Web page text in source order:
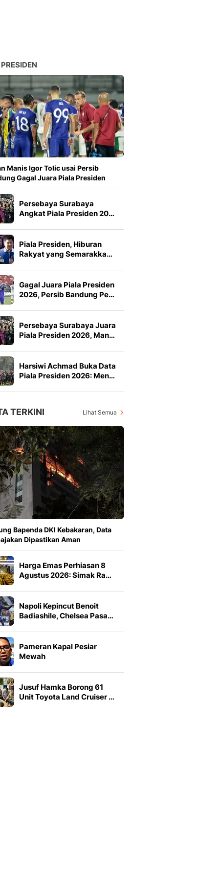
Manis Igor Tolic usai Persib
Gagal Juara Piala Presiden
Persebaya Surabaya
Angkat Piala Presiden 20…
Piala Presiden, Hiburan
Rakyat yang Semarakka…
Gagal Juara Piala Presiden
2026, Persib Bandung Pe…
Persebaya Surabaya Juara
Piala Presiden 2026, Man…
Harsiwi Achmad Buka Data
Piala Presiden 2026: Men…
TERKINI Lihat Semua
Bapenda DKI Kebakaran, Data
Dipastikan Aman
Harga Emas Perhiasan 8
Agustus 2026: Simak Ra…
Napoli Kepincut Benoit
Badiashile, Chelsea Pasa…
Pameran Kapal Pesiar
Mewah
Jusuf Hamka Borong 61
Unit Toyota Land Cruiser …